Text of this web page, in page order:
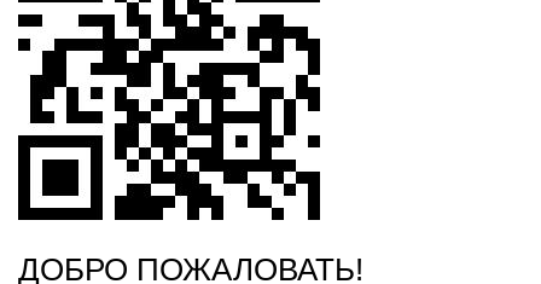
ДОБРО ПОЖАЛОВАТЬ!